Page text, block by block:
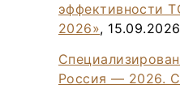
эффективности
2026», 15.09.2026
Россия — 2026.